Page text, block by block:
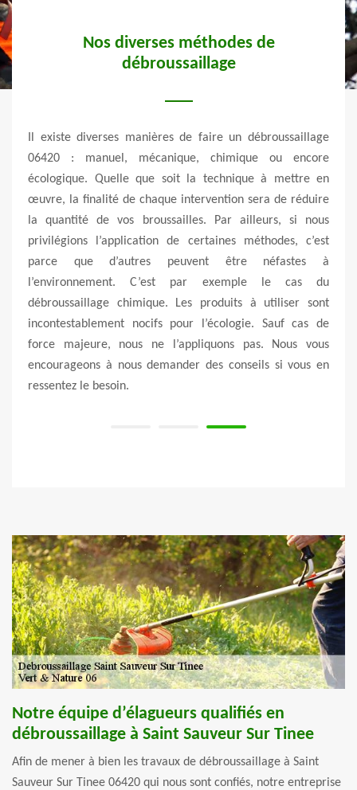
Nos diverses méthodes de
débroussaillage
Il existe diverses manières de faire un débroussaillage
06420 : manuel, mécanique, chimique ou encore
écologique. Quelle que soit la technique à mettre en
œuvre, la finalité de chaque intervention sera de réduire
la quantité de vos broussailles. Par ailleurs, si nous
privilégions l’application de certaines méthodes, c’est
parce que d’autres peuvent être néfastes à
l’environnement. C’est par exemple le cas du
débroussaillage chimique. Les produits à utiliser sont
incontestablement nocifs pour l’écologie. Sauf cas de
force majeure, nous ne l’appliquons pas. Nous vous
encourageons à nous demander des conseils si vous en
ressentez le besoin.
Notre équipe d’élagueurs qualifiés en
débroussaillage à Saint Sauveur Sur Tinee
Afin de mener à bien les travaux de débroussaillage à Saint
Sauveur Sur Tinee 06420 qui nous sont confiés, notre entreprise